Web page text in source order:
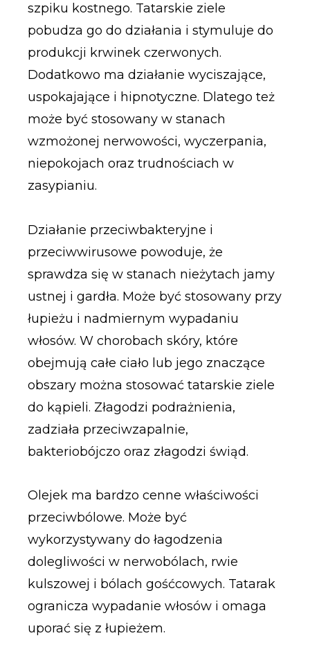
szpiku kostnego. Tatarskie ziele
pobudza go do działania i stymuluje do
produkcji krwinek czerwonych.
Dodatkowo ma działanie wyciszające,
uspokajające i hipnotyczne. Dlatego też
może być stosowany w stanach
wzmożonej nerwowości, wyczerpania,
niepokojach oraz trudnościach w
zasypianiu.
Działanie przeciwbakteryjne i
przeciwwirusowe powoduje, że
sprawdza się w stanach nieżytach jamy
ustnej i gardła. Może być stosowany przy
łupieżu i nadmiernym wypadaniu
włosów. W chorobach skóry, które
obejmują całe ciało lub jego znaczące
obszary można stosować tatarskie ziele
do kąpieli. Złagodzi podrażnienia,
zadziała przeciwzapalnie,
bakteriobójczo oraz złagodzi świąd.
Olejek ma bardzo cenne właściwości
przeciwbólowe. Może być
wykorzystywany do łagodzenia
dolegliwości w nerwobólach, rwie
kulszowej i bólach gośćcowych. Tatarak
ogranicza wypadanie włosów i omaga
uporać się z łupieżem.